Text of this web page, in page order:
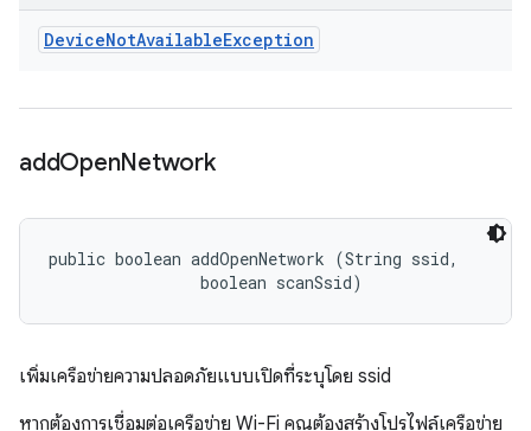
DeviceNotAvailableException
addOpenNetwork
public boolean addOpenNetwork (String ssid,
                boolean scanSsid)
เพิ่มเครือข่ายความปลอดภัยแบบเปิดที่ระบุโดย ssid
หากต้องการเชื่อมต่อเครือข่าย Wi-Fi คุณต้องสร้างโปรไฟล์เครือข่าย